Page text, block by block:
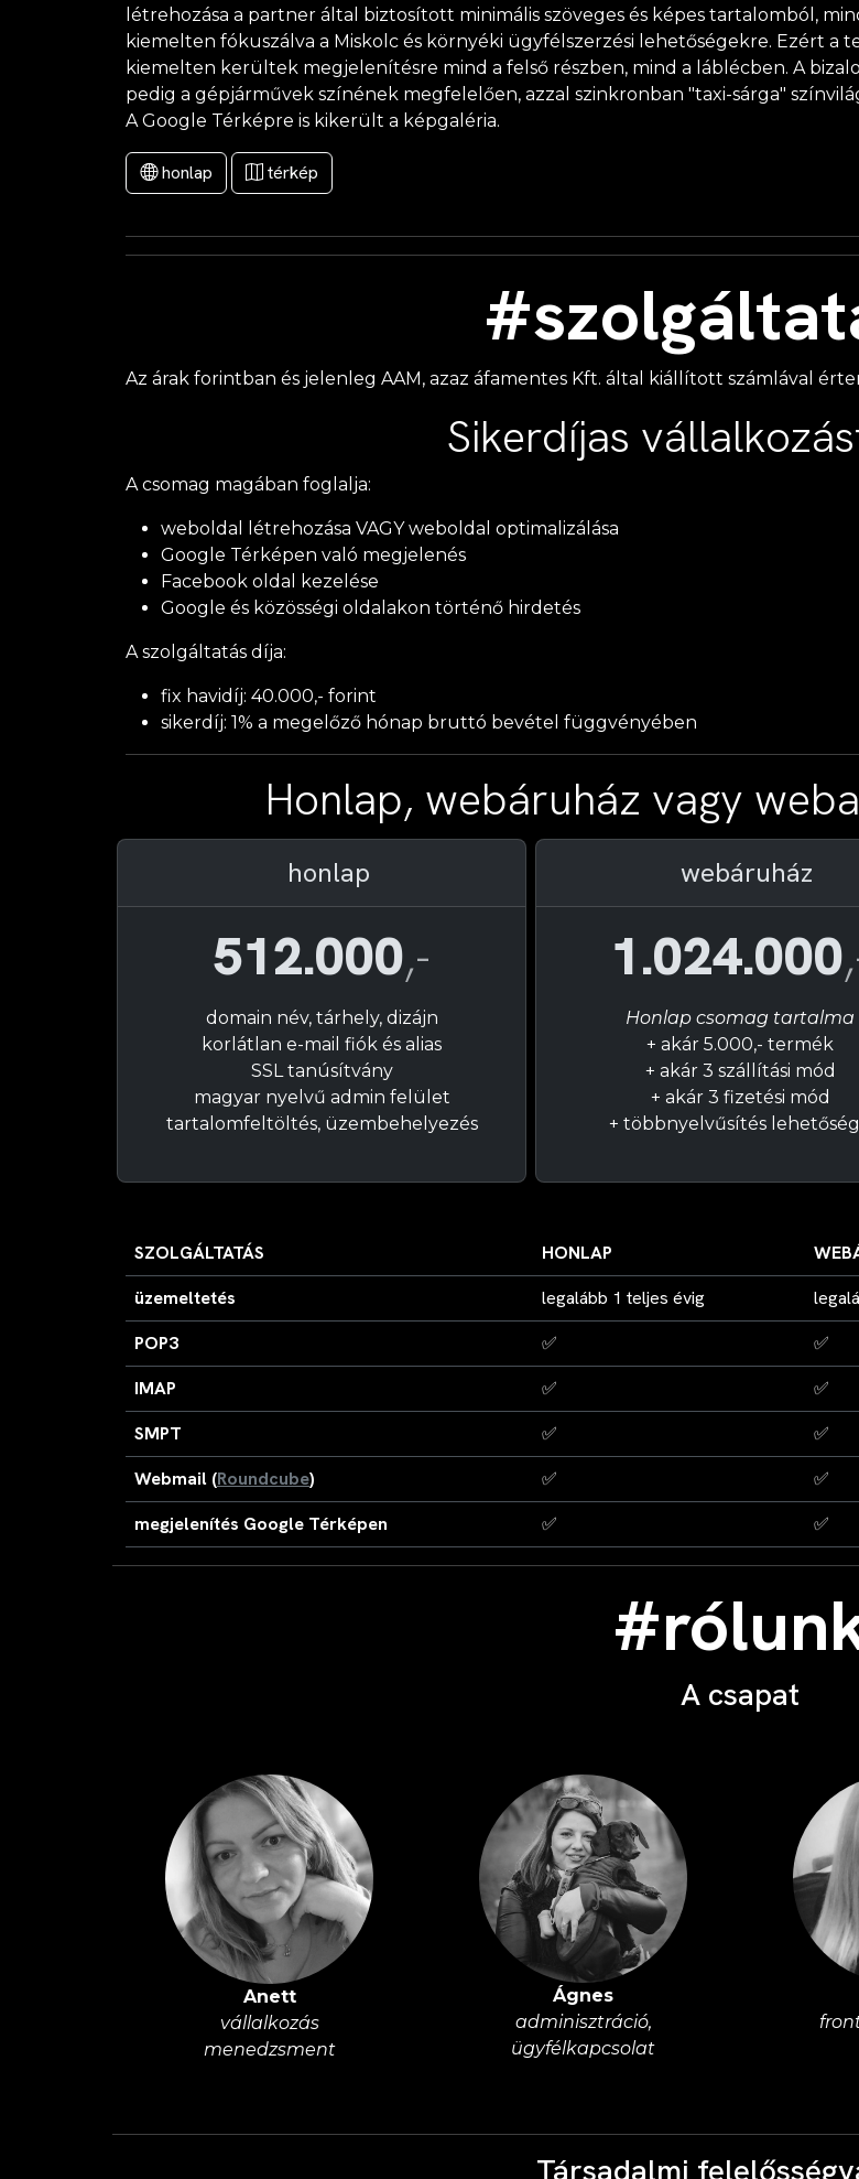
létrehozása a partner által biztosított minimális szöveges és képes tartalomból,
kiemelten fókuszálva a Miskolc és környéki ügyfélszerzési lehetőségekre. Ezért a
kiemelten kerültek megjelenítésre mind a felső részben, mind a láblécben. A
pedig a gépjárművek színének megfelelően, azzal szinkronban "taxi-sárga"
A Google Térképre is kikerült a képgaléria.
honlap térkép
Az árak forintban és jelenleg AAM, azaz áfamentes Kft. által kiállított számlával
Sikerdíjas
A csomag magában foglalja:
weboldal létrehozása VAGY weboldal optimalizálása
Google Térképen való megjelenés
Facebook oldal kezelése
Google és közösségi oldalakon történő hirdetés
A szolgáltatás díja:
fix havidíj: 40.000,- forint
sikerdíj: 1% a megelőző hónap bruttó bevétel függvényében
Honlap, webáruház vagy
honlap
512.000,-
domain név, tárhely, dizájn
korlátlan e-mail fiók és alias
SSL tanúsítvány
magyar nyelvű admin felület
tartalomfeltöltés, üzembehelyezés
webáruház
1.024.000
Honlap csomag tartalma
+ akár 5.000,- termék
+ akár 3 szállítási mód
+ akár 3 fizetési mód
+ többnyelvűsítés
SZOLGÁLTATÁS HONLAP
üzemeltetés
legalább 1 teljes évig
POP3
✅ ✅
IMAP
✅ ✅
SMPT
✅ ✅
Webmail (Roundcube) ✅ ✅
megjelenítés Google Térképen
✅ ✅
A csapat
Anett
vállalkozás
menedzsment
Ágnes
adminisztráció,
ügyfélkapcsolat
Társadalmi